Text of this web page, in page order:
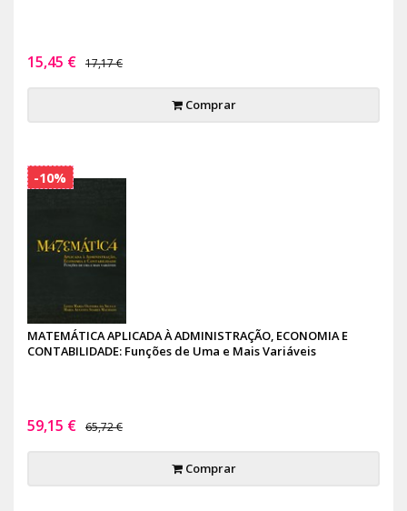
15,45 € 17,17 €
Comprar
MATEMÁTICA APLICADA À ADMINISTRAÇÃO, ECONOMIA E
CONTABILIDADE: Funções de Uma e Mais Variáveis
59,15 € 65,72 €
Comprar
-10%